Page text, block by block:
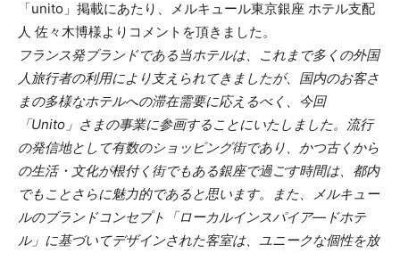
「unito」掲載にあたり、メルキュール東京銀座 ホテル支配
人 佐々木博様よりコメントを頂きました。
フランス発ブランドである当ホテルは、これまで多くの外国
人旅行者の利用により支えられてきましたが、国内のお客さ
まの多様なホテルへの滞在需要に応えるべく、今回
「Unito」さまの事業に参画することにいたしました。流行
の発信地として有数のショッピング街であり、かつ古くから
の生活・文化が根付く街でもある銀座で過ごす時間は、都内
でもことさらに魅力的であると思います。また、メルキュー
ルのブランドコンセプト「ローカルインスパイア―ドホテ
ル」に基づいてデザインされた客室は、ユニークな個性を放